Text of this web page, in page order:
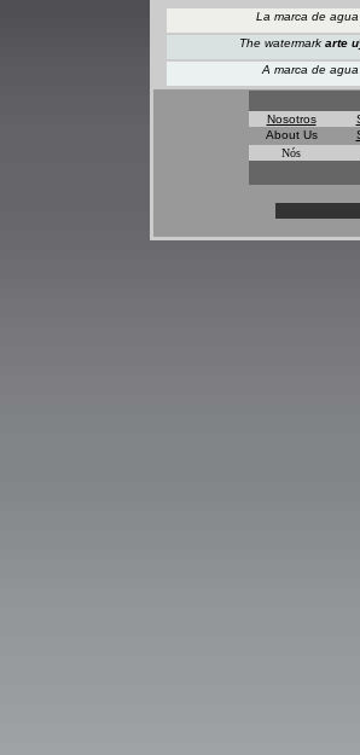
La marca de agua
The watermark arte
A marca de agua
Nosotros
About Us
Nós